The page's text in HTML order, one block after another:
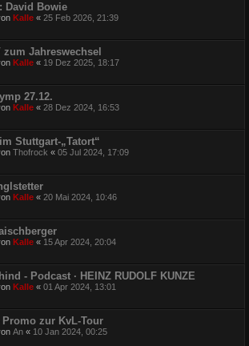
David Bowie
Kalle « 25 Feb 2026, 21:39
zum Jahreswechsel
Kalle « 19 Dez 2025, 18:17
27.12.
Kalle « 28 Dez 2024, 16:53
Stuttgart-„Tatort“
Thofrock « 05 Jul 2024, 17:09
Kalle « 20 Mai 2024, 10:46
Kalle « 15 Apr 2024, 20:04
- Podcast · HEINZ RUDOLF KUNZE
Kalle « 01 Apr 2024, 13:01
zur KvL-Tour
An « 10 Jan 2024, 00:25